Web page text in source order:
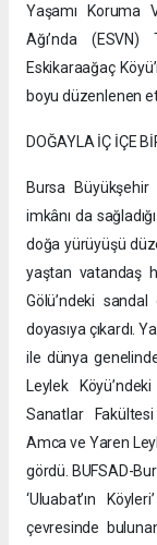
Yaşamı Koruma
Ağı’nda (ESVN)
Eskikaraağaç
boyu düzenlenen
DOĞAYLA İÇ İÇE
Bursa Büyükşehir
imkânı da
doğa yürüyüşü
yaştan vatandaş
Gölü’ndeki sandal
doyasıya çıkardı.
ile dünya
Leylek
Sanatlar
Amca ve Yaren
gördü. BUFSAD-
‘Uluabat’ın
çevresinde